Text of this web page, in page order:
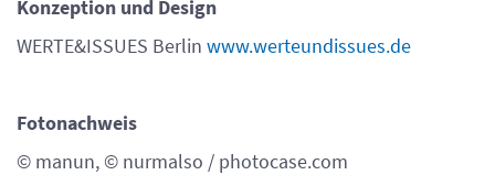
Konzeption und Design
WERTE&ISSUES Berlin www.werteundissues.de
Fotonachweis
© manun, © nurmalso / photocase.com